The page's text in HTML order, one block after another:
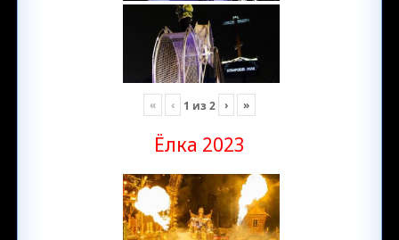
« ‹ 1 из 2 › »
Ёлка 2023